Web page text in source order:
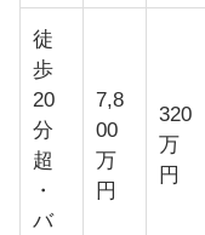
徒
歩
20
分
超
・
バ
7,8
00
万
円
320
万
円